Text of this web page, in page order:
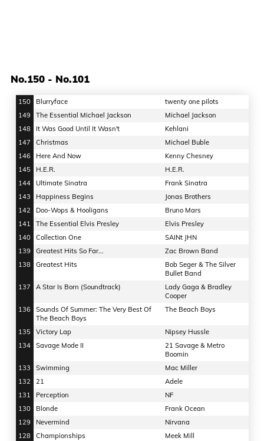
No.150 - No.101
150 Blurryface
twenty one pilots
149
The Essential Michael Jackson
Michael Jackson
148
It Was Good Until It Wasn't
Kehlani
147
Christmas
Michael Buble
146
Here And Now
Kenny Chesney
145
H.E.R.
H.E.R.
144
Ultimate Sinatra
Frank Sinatra
143
Happiness Begins
Jonas Brothers
142
Doo-Wops & Hooligans
Bruno Mars
141
The Essential Elvis Presley
Elvis Presley
140
Collection One
SAINt JHN
139
Greatest Hits So Far...
Zac Brown Band
138
Greatest Hits
Bob Seger & The Silver
Bullet Band
137
A Star Is Born (Soundtrack)
Lady Gaga & Bradley
Cooper
136
Sounds Of Summer: The Very Best Of
The Beach Boys
The Beach Boys
135 Victory Lap
Nipsey Hussle
134
Savage Mode II
21 Savage & Metro
Boomin
133
Swimming
Mac Miller
132
21
Adele
131
Perception
NF
130
Blonde
Frank Ocean
129
Nevermind
Nirvana
128
Championships
Meek Mill